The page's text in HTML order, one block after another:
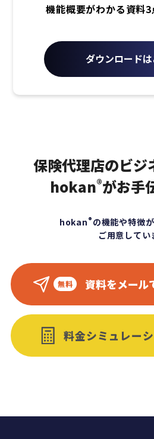
機能概要がわかる資料3
ダウンロード
保険代理店のビジ
hokan®がお手
hokan ® の機能や特徴
ご用意してい
資料をメール
料金シミュレー